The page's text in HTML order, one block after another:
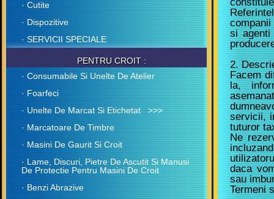
· Cutite
· Dispozitive
· SERVICII SPECIALE
PENTRU CROIT :
· Consumabile Si Unelte De Atelier
· Foarfeci
· Unelte De Marcat Si Etichetat >>>
· Marcatoare De Timbre
· Masini De Gaurit Si Croit
· Lame, Discuri, Pietre De Ascutit Si Manusi
De Protectie Pentru Masini De Croit
· Benzi Abrazive
si agenti
2.
Facem
la,
servicii,
tuturor
Ne
daca
sau
Termeni